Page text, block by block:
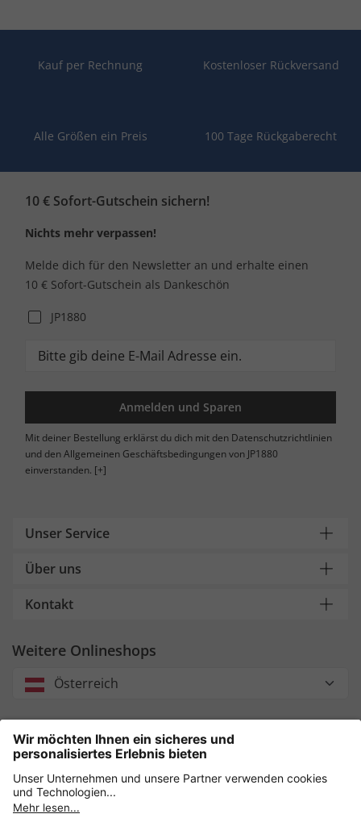
Kauf per Rechnung Kostenloser Rückversand
Alle Größen ein Preis 100 Tage Rückgaberecht
10 € Sofort-Gutschein sichern!
Nichts mehr verpassen!
Melde dich für den Newsletter an und erhalte einen
10 € Sofort-Gutschein als Dankeschön
JP1880
Anmelden und Sparen
Mit deiner Bestellung erklärst du dich mit den Datenschutzrichtlinien
und den Allgemeinen Geschäftsbedingungen von JP1880
einverstanden. [+]
Unser Service
Über uns
Kontakt
Weitere Onlineshops
Österreich
Unsere Zahlungsarten
Sicher einkaufen mit